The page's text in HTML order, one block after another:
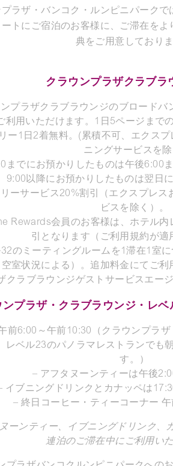
ラザ・バンコク・ルンピニパーク
トにご宿泊のお客様に、ご滞在を
典をご用意しておりま
クラウンプラザクラブラ
プラザクラブラウンジのブロードバ
利用いただけます。1日5ページまで
ー1日2着無料。(累積不可、エクス
ニングサービスを
までにお預かりしたものは午後6:00
9:00以降にお預かりしたものは翌日
ーサービス20%割引（エクスプレス
ビスを除く）。
Rewards会員のお客様は、ホテル
引となります（ご利用規約が適
のミーティングルームを1滞在1室
室状況による）。追加料金にてご
クラブラウンジゲストサービスエー
プラザ・クラブラウンジ・レベ
前6:00～午前10:30（クラウンプラ
レベル23のパノラマレストランでも
す。）
– アフタヌーンティーは午後
イブニングドリンクとカナッペは
– 終日コーヒー・ティーコーナー
ーンティー、イブニングドリンク、
連泊のご滞在中にご利用い